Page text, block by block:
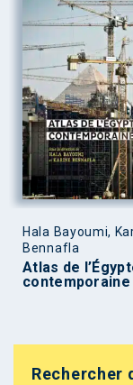
Hala Bayoumi,
Bennafla
Atlas de
contemporaine
Rechercher